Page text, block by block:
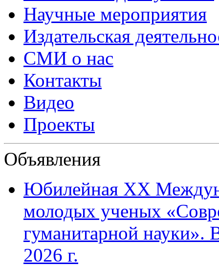
Научные мероприятия
Издательская
СМИ о нас
Контакты
Видео
Проекты
Объявления
Юбилейная XХ
молодых ученых
гуманитарной науки».
2026 г.